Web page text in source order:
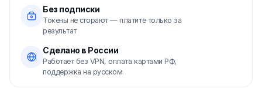
Без подписки
Токены не сгорают — платите только за
результат
Сделано в России
Работает без VPN, оплата картами РФ,
поддержка на русском